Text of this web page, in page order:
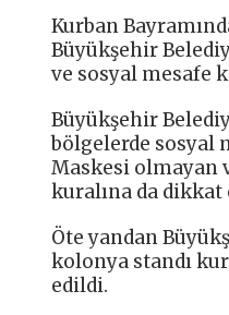
Kurban
Büyükşehir
ve sosyal mesafe
Büyükşehir
bölgelerde sosyal
Maskesi olmayan
kuralına da dikkat
Öte yandan
kolonya standı
edildi.